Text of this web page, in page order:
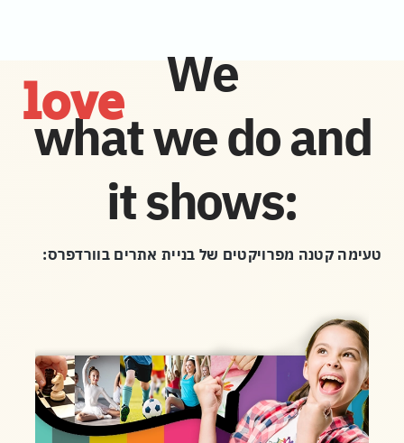
We
love
what we do and
it shows:
טעימה קטנה מפרויקטים של בניית אתרים בוורדפרס: